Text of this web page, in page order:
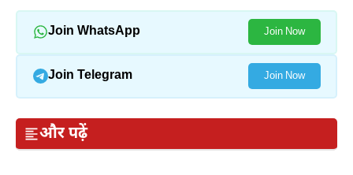
Join WhatsApp Join Now
Join Telegram Join Now
और पढ़ें